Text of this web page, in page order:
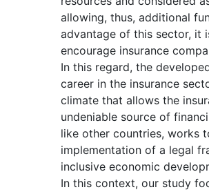
allowing, thus, additional
advantage of this sector, it
encourage insurance
In this regard, the
career in the insurance
climate that allows the
undeniable source of
like other countries, works
implementation of a legal
inclusive economic
In this context, our study